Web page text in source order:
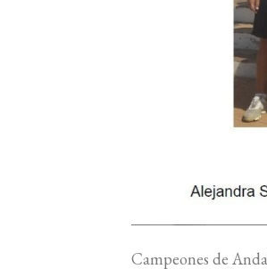
Campeones de